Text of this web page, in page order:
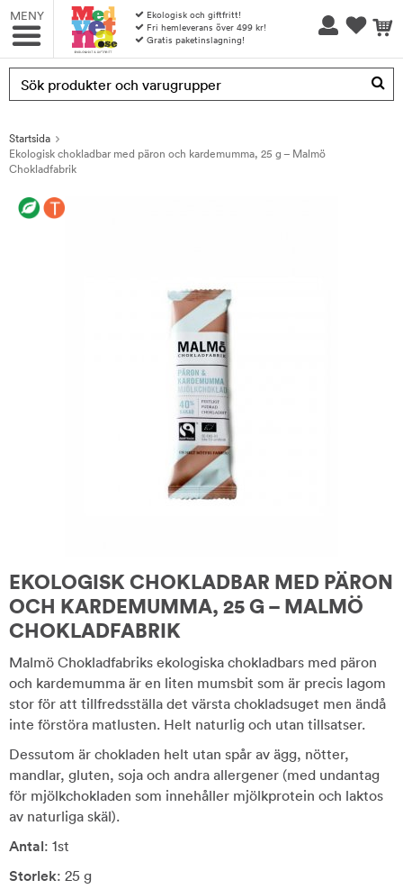
MENY
Ekologisk och giftfritt!
Fri hemleverans över 499 kr!
Gratis paketinslagning!
Produkten har blivit tillagd i varukorgen
Startsida
Ekologisk chokladbar med päron och kardemumma, 25 g – Malmö
Chokladfabrik
EKOLOGISK CHOKLADBAR MED PÄRON
OCH KARDEMUMMA, 25 G – MALMÖ
CHOKLADFABRIK
Malmö Chokladfabriks ekologiska chokladbars med päron
och kardemumma är en liten mumsbit som är precis lagom
stor för att tillfredsställa det värsta chokladsuget men ändå
inte förstöra matlusten. Helt naturlig och utan tillsatser.
Dessutom är chokladen helt utan spår av ägg, nötter,
mandlar, gluten, soja och andra allergener (med undantag
för mjölkchokladen som innehåller mjölkprotein och laktos
av naturliga skäl).
Antal: 1st
Storlek: 25 g